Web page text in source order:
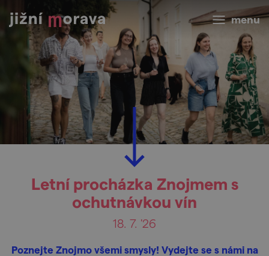
menu
Letní procházka Znojmem s
ochutnávkou vín
18. 7. '26
Poznejte Znojmo všemi smysly! Vydejte se s námi na